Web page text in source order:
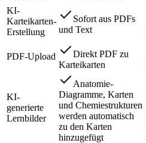
KI-
Karteikarten-
Erstellung
Sofort aus PDFs
und Text
PDF-Upload
Direkt PDF zu
Karteikarten
KI-
generierte
Lernbilder
Anatomie-
Diagramme, Karten
und Chemiestrukturen
werden automatisch
zu den Karten
hinzugefügt